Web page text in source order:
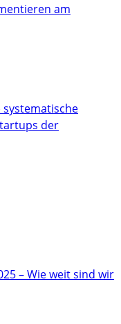
am
der
– Wie weit sind wir